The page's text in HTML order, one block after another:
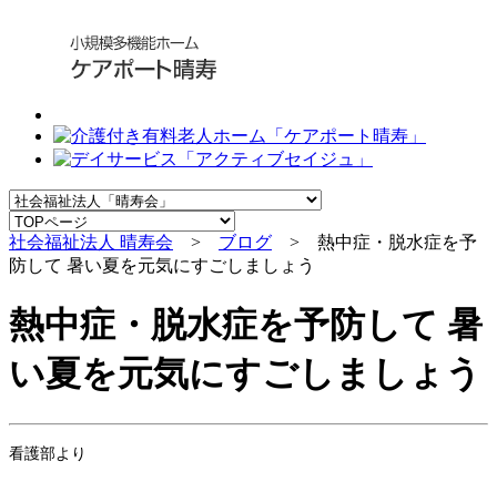
社会福祉法人 晴寿会 > ブログ > 熱中症・脱水症を予
防して 暑い夏を元気にすごしましょう
熱中症・脱水症を予防して 暑
い夏を元気にすごしましょう
看護部より